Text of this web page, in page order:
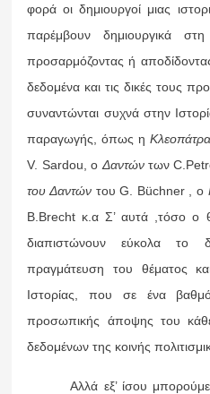
φορά οι δημιουργοί μιας
παρέμβουν δημιουργικά
προσαρμόζοντας ή
δεδομένα και τις δικές τους
συναντώνται συχνά στην
παραγωγής, όπως ηΚλεοπάτρα
V. Sardou, ο Δαντώντων
του Δαντώντου G. Büchner , ο
B.Brecht κ.α Σ’ αυτά ,τόσο ο
διαπιστώνουν εύκολα το
πραγμάτευση του θέματος
Ιστορίας, που σε ένα
προσωπικής άποψης του
δεδομένων της κοινής
Αλλά εξ’ ίσου